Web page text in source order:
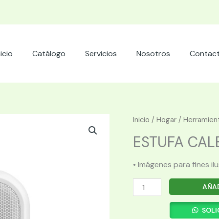
Catálogo Servicios Nosotros
Inicio / Hogar /
ESTUFA
• Imágenes para fines
ESTUFA
CALENTADOR